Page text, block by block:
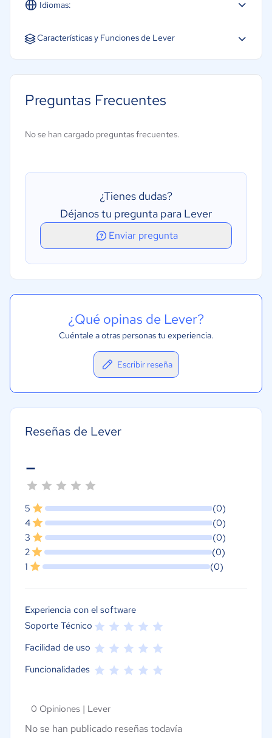
Idiomas:
Inglés
Características y Funciones de Lever
Portal de autoservicio
Recursos humanos internos
Preguntas Frecuentes
No se han cargado preguntas frecuentes.
¿Tienes dudas?
Déjanos tu pregunta para Lever
Enviar pregunta
¿Qué opinas de Lever?
Cuéntale a otras personas tu experiencia.
Escribir reseña
Reseñas de Lever
-
5
(0)
4
(0)
3
(0)
2
(0)
1
(0)
Experiencia con el software
Soporte Técnico
Facilidad de uso
Funcionalidades
0 Opiniones | Lever
No se han publicado reseñas todavía